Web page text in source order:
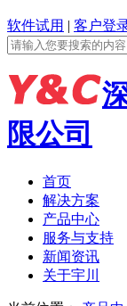
软件试用 | 客户登
限公司
首页
解决方案
产品中心
服务与支持
新闻资讯
关于宇川